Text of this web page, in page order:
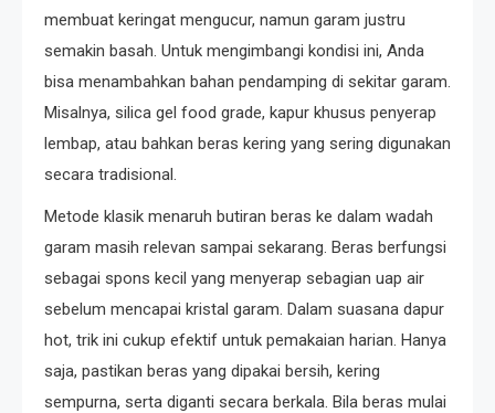
membuat keringat mengucur, namun garam justru
semakin basah. Untuk mengimbangi kondisi ini, Anda
bisa menambahkan bahan pendamping di sekitar garam.
Misalnya, silica gel food grade, kapur khusus penyerap
lembap, atau bahkan beras kering yang sering digunakan
secara tradisional.
Metode klasik menaruh butiran beras ke dalam wadah
garam masih relevan sampai sekarang. Beras berfungsi
sebagai spons kecil yang menyerap sebagian uap air
sebelum mencapai kristal garam. Dalam suasana dapur
hot, trik ini cukup efektif untuk pemakaian harian. Hanya
saja, pastikan beras yang dipakai bersih, kering
sempurna, serta diganti secara berkala. Bila beras mulai